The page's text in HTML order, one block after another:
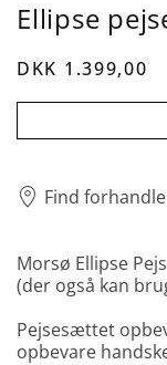
Ellipse
DKK 1.399,00
Find
Morsø Ellipse
(der også kan
Pejsesættet
opbevare